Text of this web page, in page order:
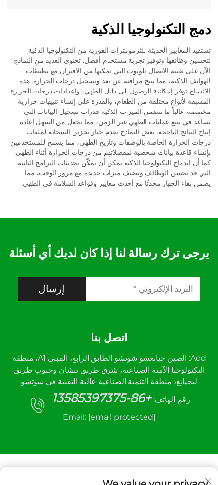
دمج التكنولوجيا الذكية
تستفيد المعايير الحديثة للثرمومترات الفورية من التكنولوجيا الذكية
لتحسين وظائفها وتوفير تجربة مستخدم أفضل. تحتوي العديد من النماذج
الآن على تقنية الاتصال بلوتوث التي تمكنها من الاقتران مع تطبيقات
الهواتف الذكية، مما يتيح مراقبة عن بعد وتسجيل درجات الحرارة. هذه
الاندماج توفر إمكانية الوصول إلى دليل الطهي، وإعدادات درجات الحرارة
المسبقة لأنواع مختلفة من الطعام، والقدرة على إنشاء تنبيهات حرارية
مخصصة. غالباً ما تتضمن الميزات الذكية قدرات تسجيل البيانات التي
تساعد في تتبع عمليات الطهي عبر الزمن، مما يجعل من السهل إعادة
إنتاج النتائج الناجحة. بعض النماذج تقدم خيار تخزين السحابة لملفات
درجات الحرارة الخاصة بالوصفات وتاريخ الطهي، مما يسمح للمستخدمين
بإنشاء قاعدة بيانات شخصية لمفضلاتهم من درجات الحرارة أثناء الطهي.
كما أن اندماج التكنولوجيا الذكية يمكن أن يمكّن تحديثات البرامج الثابتة
التي قد تحسن الوظائف وتضيف ميزات جديدة مع مرور الوقت، مما
يضمن بقاء الجهاز محدثًا مع أحدث معايير وقواعد السلامة في الطهي.
يرجى ترك رسالة لنا إذا كان لديك أي أسئلة
إرسال
اتصل بنا
Add: الصين جيانغسو شوتشو الطابق الرابع، المبنى A1، منطقة
التكنولوجيا الآمنة الصناعية، شرق طريق ينشان وجنوب طريق
ليجيانغ، منطقة التنمية الصناعية عالية التقنية في شوتشو
رقم الهاتف: +86-13585397375
Email: [email protected]